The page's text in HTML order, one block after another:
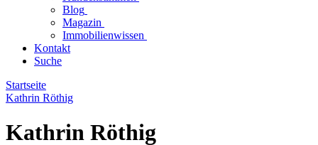
Blog
Magazin
Immobilienwissen
Kontakt
Suche
Startseite
Kathrin Röthig
Kathrin Röthig